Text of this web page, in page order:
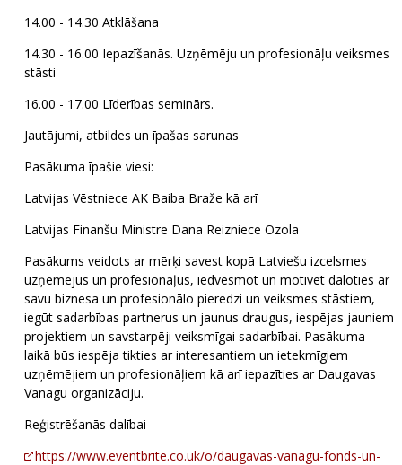
14.00 - 14.30 Atklāšana
14.30 - 16.00 Iepazīšanās. Uzņēmēju un profesionāļu veiksmes
stāsti
16.00 - 17.00 Līderības seminārs.
Jautājumi, atbildes un īpašas sarunas
Pasākuma īpašie viesi:
Latvijas Vēstniece AK Baiba Braže kā arī
Latvijas Finanšu Ministre Dana Reizniece Ozola
Pasākums veidots ar mērķi savest kopā Latviešu izcelsmes
uzņēmējus un profesionāļus, iedvesmot un motivēt daloties ar
savu biznesa un profesionālo pieredzi un veiksmes stāstiem,
iegūt sadarbības partnerus un jaunus draugus, iespējas jauniem
projektiem un savstarpēji veiksmīgai sadarbībai. Pasākuma
laikā būs iespēja tikties ar interesantiem un ietekmīgiem
uzņēmējiem un profesionāļiem kā arī iepazīties ar Daugavas
Vanagu organizāciju.
Reģistrēšanās dalībai
https://www.eventbrite.co.uk/o/daugavas-vanagu-fonds-un-